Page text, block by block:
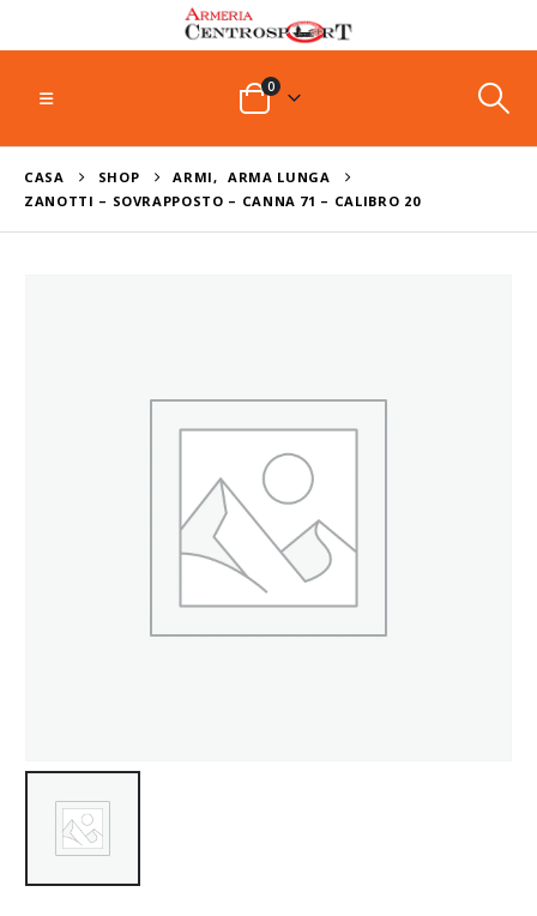
0
CASA SHOP ARMI,
ARMA LUNGA
ZANOTTI – SOVRAPPOSTO – CANNA 71 – CALIBRO 20